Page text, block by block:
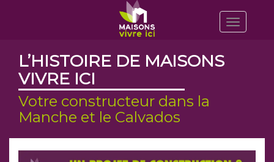
Toggle
L’HISTOIRE DE MAISONS
VIVRE ICI
Votre constructeur dans la
Manche et le Calvados